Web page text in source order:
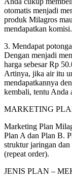
otomatis menjadi
produk Milagros
mendapatkan komisi.
3. Mendapat
Dengan menjadi
harga sebesar Rp
Artinya, jika air itu
mendapatkannya
kembali, tentu Anda
MARKETING
Marketing Plan
Plan A dan Plan B.
struktur jaringan
(repeat order).
JENIS PLAN –